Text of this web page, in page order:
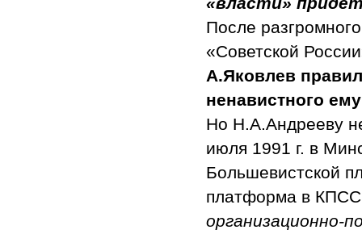
После
«Советской
А.Яковлев
ненавистного
Но Н.А.Андрееву
июля 1991 г. в
Большевистской
платформа в
организационно-